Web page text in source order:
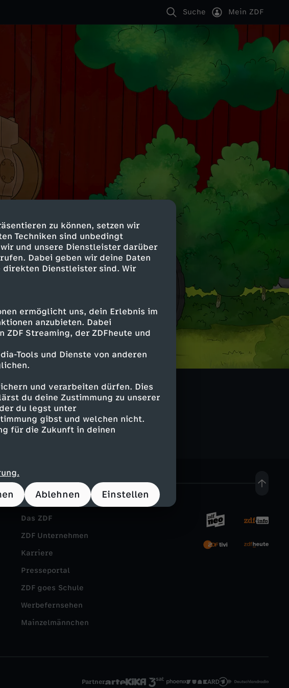
zu können, setzen wir
Techniken sind unbedingt
und unsere Dienstleister darüber
Dabei geben wir deine Daten
Dienstleister sind. Wir
ermöglicht uns, dein Erlebnis im
anzubieten. Dabei
Streaming, der ZDFheute und
Tools und Dienste von anderen
und verarbeiten dürfen. Dies
du deine Zustimmung zu unserer
du legst unter
gibst und welchen nicht.
für die Zukunft in deinen
Ablehnen Einstellen
Suche Mein ZDF
Untertitel
Das ZDF
ZDF Unternehmen
Karriere
Presseportal
ZDF goes Schule
Werbefernsehen
Mainzelmännchen
Partner